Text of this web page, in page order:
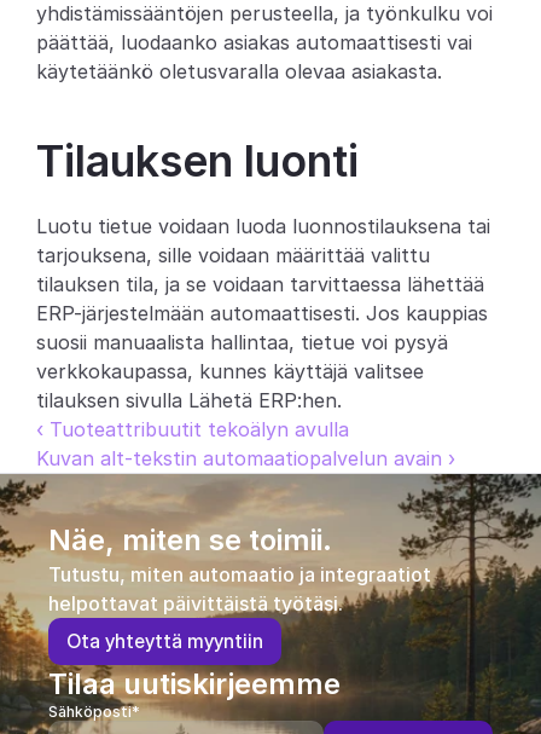
Tietoa
Select Language
Va raa demo
yhdistämissääntöjen perusteella, ja työnkulku voi
päättää, luodaanko asiakas automaattisesti vai
käytetäänkö oletusvaralla olevaa asiakasta.
Tilauksen luonti
Luotu tietue voidaan luoda luonnostilauksena tai
tarjouksena, sille voidaan määrittää valittu
tilauksen tila, ja se voidaan tarvittaessa lähettää
ERP-järjestelmään automaattisesti. Jos kauppias
suosii manuaalista hallintaa, tietue voi pysyä
verkkokaupassa, kunnes käyttäjä valitsee
tilauksen sivulla Lähetä ERP:hen.
‹ Tuoteattribuutit tekoälyn avulla
Kuvan alt-tekstin automaatiopalvelun avain ›
Näe, miten se toimii.
Tutustu, miten automaatio ja integraatiot
helpottavat päivittäistä työtäsi.
Ota yhteyttä myyntiin
Tilaa uutiskirjeemme
Sähköposti*